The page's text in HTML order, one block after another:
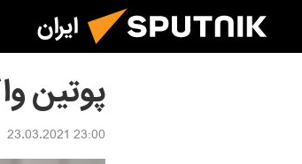
ایران
پوتین
23:00 23.03.2021